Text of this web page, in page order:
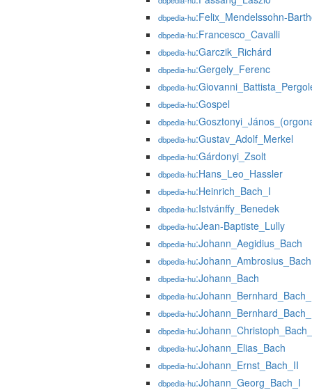
dbpedia-hu:Felix_Mendelssohn-
dbpedia-hu:Francesco_Cavalli
dbpedia-hu:Garczik_Richárd
dbpedia-hu:Gergely_Ferenc
dbpedia-hu
dbpedia-hu:Gospel
dbpedia-hu
dbpedia-hu:Gustav_Adolf_Merkel
dbpedia-hu:Gárdonyi_Zsolt
dbpedia-hu:Hans_Leo_Hassler
dbpedia-hu:Heinrich_Bach_I
dbpedia-hu:Istvánffy_Benedek
dbpedia-hu:Jean-Baptiste_Lully
dbpedia-hu:Johann_Aegidius_Bach
dbpedia-hu:Johann_Ambrosius_Bach
dbpedia-hu:Johann_Bach
dbpedia-hu
dbpedia-hu
dbpedia-hu
dbpedia-hu:Johann_Elias_Bach
dbpedia-hu:Johann_Ernst_Bach_II
dbpedia-hu:Johann_Georg_Bach_I